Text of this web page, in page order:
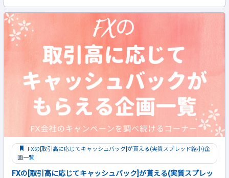
FXの[取引高に応じてキャッシュバック]が貰える(実質スプレッド縮小)企
画一覧
FXの[取引高に応じてキャッシュバック]が貰える(実質スプレッ